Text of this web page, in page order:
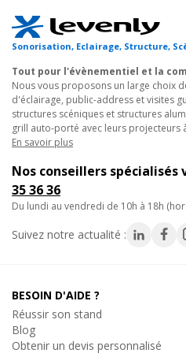
- Ouverture angulaire : 45°
- CRI : 95
Tension électrique
- In : 230 V C.A., 50/60Hz
- Consommation : 17W à FO
- Facteur de puissance : > 0.8
- Dimensions (LxlxH) : 172 x 86 x
- Poids : 0,6 Kg
- Indice IP : IP-20
- Boîtier : Aluminium
Sonorisation, Eclairage, Structure,
Tout pour l'évènementiel et la
Nous vous proposons un large choix
d'éclairage, public-address et visites
structures scéniques et structures
grill auto-porté avec leurs projecteurs
En savoir plus
Nos conseillers spécialisés
35 36 36
du lundi au vendredi de 10h à 18h
Suivez notre actualité :
BESOIN D'AIDE ?
Réussir son stand
Blog
Obtenir un devis personnalisé